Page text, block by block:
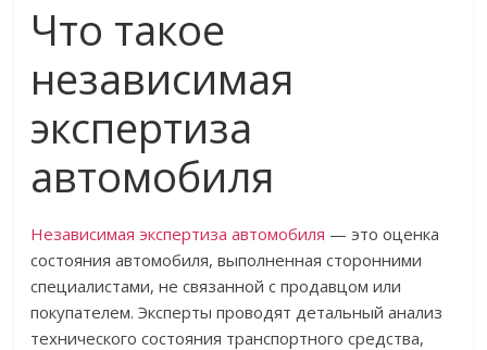
Что такое
независимая
экспертиза
автомобиля
Независимая экспертиза автомобиля — это оценка
состояния автомобиля, выполненная сторонними
специалистами, не связанной с продавцом или
покупателем. Эксперты проводят детальный анализ
технического состояния транспортного средства,